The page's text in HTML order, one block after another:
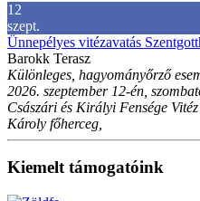
12
szept.
Ünnepélyes vitézavatás
Barokk Terasz
Különleges, hagyományőrző
2026. szeptember 12-én,
Császári és Királyi Fensége
Károly főherceg,
Kiemelt támogatóink